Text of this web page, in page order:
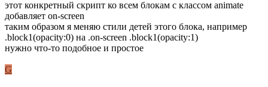
этот конкретный скрипт ко всем блокам с классом animate
добавляет on-screen
таким образом я меняю стили детей этого блока, например
.block1(opacity:0) на .on-screen .block1(opacity:1)
нужно что-то подобное и простое
G